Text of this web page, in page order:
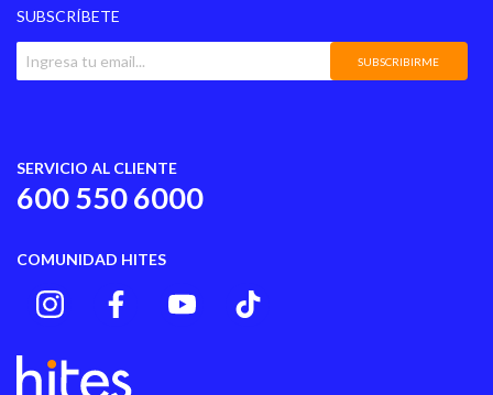
SUBSCRÍBETE
SUBSCRIBIRME
SERVICIO AL CLIENTE
600 550 6000
COMUNIDAD HITES